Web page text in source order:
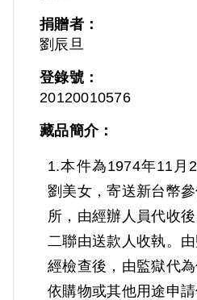
捐贈者：
劉辰旦
登錄號：
20120010576
藏品簡介：
1.本件為1974年11月
劉美女，寄送新台幣
所，由經辦人員代收
二聯由送款人收執。
經檢查後，由監獄代
依購物或其他用途申